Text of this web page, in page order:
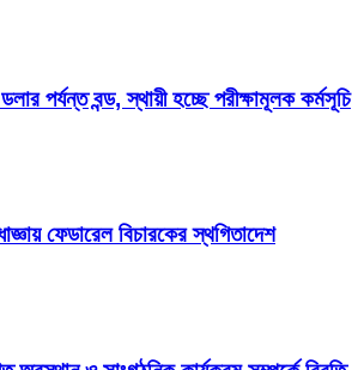
পর্যন্ত বন্ড, স্থায়ী হচ্ছে পরীক্ষামূলক কর্মসূচি
ফেডারেল বিচারকের স্থগিতাদেশ